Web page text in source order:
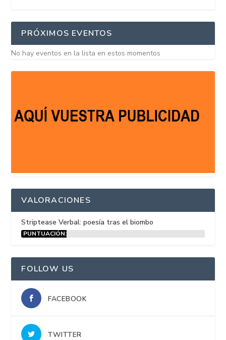
PRÓXIMOS EVENTOS
No hay eventos en la lista en estos momentos
VALORACIONES
Striptease Verbal: poesía tras el biombo
PUNTUACIÓN:
FOLLOW US
FACEBOOK
TWITTER